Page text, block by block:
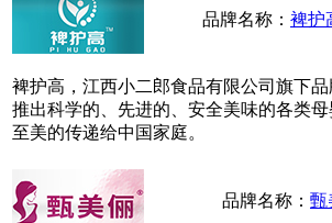
品牌名称： 裨护
裨护高，江西小二郎食品有限公司旗下
推出科学的、先进的、安全美味的各类
至美的传递给中国家庭。
品牌名称： 甄